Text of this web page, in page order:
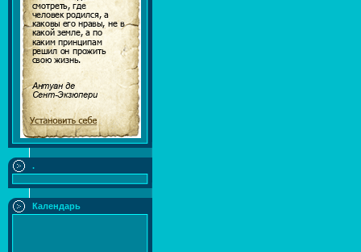
.
Календарь